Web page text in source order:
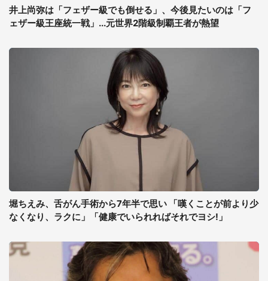
井上尚弥は「フェザー級でも倒せる」、今後見たいのは「フ
ェザー級王座統一戦」...元世界2階級制覇王者が熱望
堀ちえみ、舌がん手術から7年半で思い 「嘆くことが前より少
なくなり、ラクに」「健康でいられればそれでヨシ!」